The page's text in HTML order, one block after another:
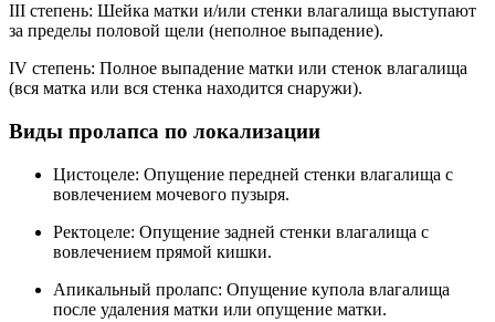
III степень: Шейка матки и/или стенки влагалища выступают
за пределы половой щели (неполное выпадение).
IV степень: Полное выпадение матки или стенок влагалища
(вся матка или вся стенка находится снаружи).
Виды пролапса по локализации
Цистоцеле: Опущение передней стенки влагалища с
вовлечением мочевого пузыря.
Ректоцеле: Опущение задней стенки влагалища с
вовлечением прямой кишки.
Апикальный пролапс: Опущение купола влагалища
после удаления матки или опущение матки.